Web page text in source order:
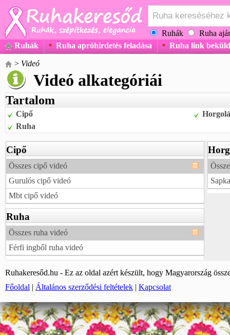
Ruhák
Ruha
Ruhák
Ruha apróhirdetés feladása Ruha link
> Videó
Videó alkategóriái
Tartalom
Cipő
Ruha
Cipő
Összes cipő videó
Gurulós cipő videó
Mbt cipő videó
Ruha
Összes ruha videó
Férfi ingből ruha videó
Ruhakeresőd.hu - Ez az oldal azért készült, hogy Magyarország
Főoldal | Általános szerződési feltételek | Kapcsolat